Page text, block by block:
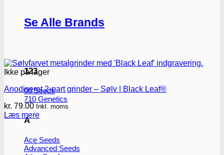
Se Alle Brands
123
00 Seeds
710 Genetics
A
Ace Seeds
Advanced Seeds
Ikke på lager
Anodiseret 2-part grinder – Sølv | Black Leaf®
kr. 79.00 Inkl. moms
Læs mere